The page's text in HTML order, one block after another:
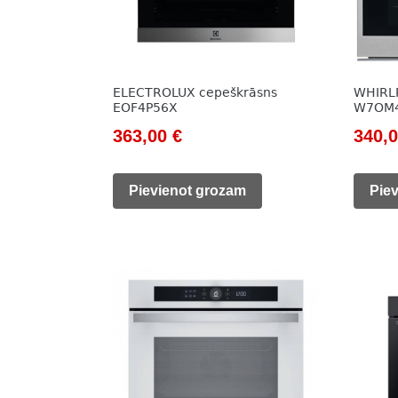
ELECTROLUX cepeškrāsns
EOF4P56X
Original
was:
363,00 €Current
is:
Pievienot grozam
was: